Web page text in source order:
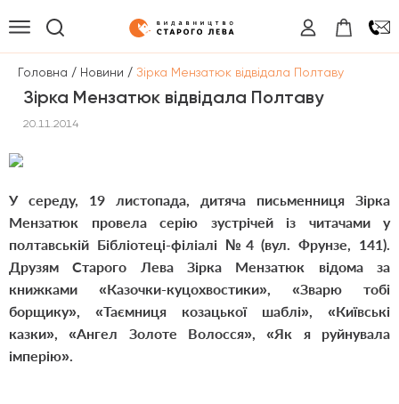
Головна / Новини / Зірка Мензатюк відвідала Полтаву
Зірка Мензатюк відвідала Полтаву
20.11.2014
У середу, 19 листопада, дитяча письменниця Зірка
Мензатюк провела серію зустрічей із читачами у
полтавській Бібліотеці-філіалі №4 (вул. Фрунзе, 141).
Друзям Старого Лева Зірка Мензатюк відома за
книжками «Казочки-куцохвостики», «Зварю тобі
борщику», «Таємниця козацької шаблі», «Київські
казки», «Ангел Золоте Волосся», «Як я руйнувала
імперію».